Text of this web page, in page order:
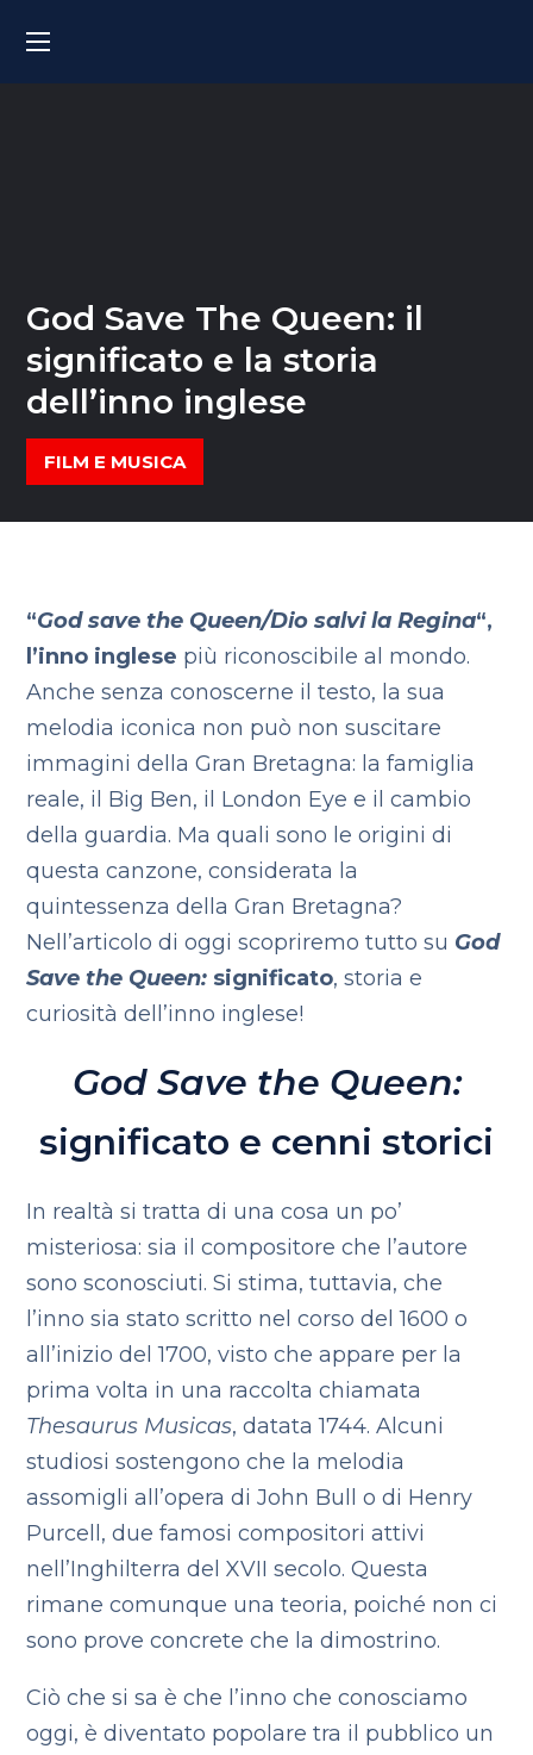
God Save The Queen: il
significato e la storia
dell’inno inglese
FILM E MUSICA
“God save the Queen/Dio salvi la Regina“,
l’inno inglese più riconoscibile al mondo.
Anche senza conoscerne il testo, la sua
melodia iconica non può non suscitare
immagini della Gran Bretagna: la famiglia
reale, il Big Ben, il London Eye e il cambio
della guardia. Ma quali sono le origini di
questa canzone, considerata la
quintessenza della Gran Bretagna?
Nell’articolo di oggi scopriremo tutto su God
Save the Queen: significato, storia e
curiosità dell’inno inglese!
God Save the Queen:
significato e cenni storici
In realtà si tratta di una cosa un po’
misteriosa: sia il compositore che l’autore
sono sconosciuti. Si stima, tuttavia, che
l’inno sia stato scritto nel corso del 1600 o
all’inizio del 1700, visto che appare per la
prima volta in una raccolta chiamata
Thesaurus Musicas, datata 1744. Alcuni
studiosi sostengono che la melodia
assomigli all’opera di John Bull o di Henry
Purcell, due famosi compositori attivi
nell’Inghilterra del XVII secolo. Questa
rimane comunque una teoria, poiché non ci
sono prove concrete che la dimostrino.
Ciò che si sa è che l’inno che conosciamo
oggi, è diventato popolare tra il pubblico un